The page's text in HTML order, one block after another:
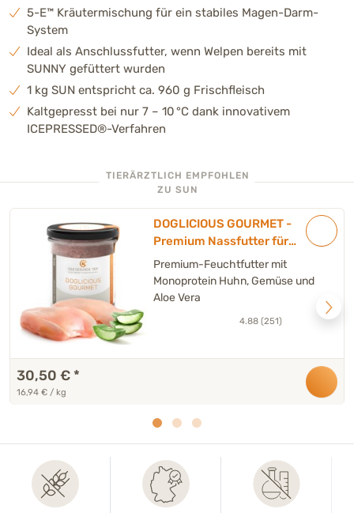
5-E™ Kräutermischung für ein stabiles Magen-Darm-
System
Ideal als Anschlussfutter, wenn Welpen bereits mit
SUNNY gefüttert wurden
1 kg SUN entspricht ca. 960 g Frischfleisch
Kaltgepresst bei nur 7 – 10 °C dank innovativem
ICEPRESSED®-Verfahren
TIERÄRZTLICH EMPFOHLEN
ZU SUN
DOGLICIOUS GOURMET -
Premium Nassfutter für
Hunde mit Huhn & Aloe Vera
- 6 x 300 g
Premium-Feuchtfutter mit
Monoprotein Huhn, Gemüse und
Aloe Vera
4.88 (251)
30,50 € *
16,94 € / kg